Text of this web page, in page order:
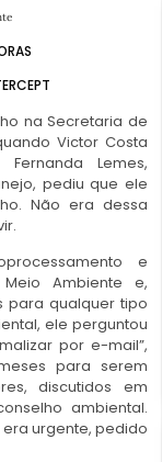
na Secretaria de
Victor Costa
Lemes,
pediu que ele
Não era dessa
e
Ambiente e,
para qualquer tipo
ele perguntou
por e-mail”,
para serem
discutidos em
ambiental.
urgente, pedido